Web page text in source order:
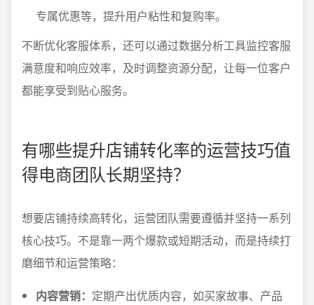
专属优惠等，提升用户粘性和复购率。
不断优化客服体系，还可以通过数据分析工具监控客服
满意度和响应效率，及时调整资源分配，让每一位客户
都能享受到贴心服务。
有哪些提升店铺转化率的运营技巧值
得电商团队长期坚持？
想要店铺持续高转化，运营团队需要遵循并坚持一系列
核心技巧。不是靠一两个爆款或短期活动，而是持续打
磨细节和运营策略：
内容营销： 定期产出优质内容，如买家故事、产品